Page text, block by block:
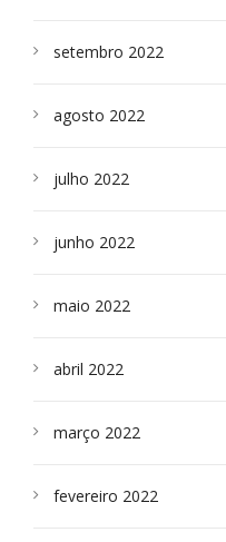
setembro 2022
agosto 2022
julho 2022
junho 2022
maio 2022
abril 2022
março 2022
fevereiro 2022